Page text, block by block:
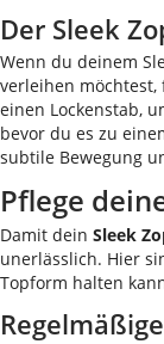
Der Sleek
Wenn du deinem
verleihen möchtest,
einen Lockenstab,
bevor du es zu
subtile Bewegung
Pflege
Damit dein Sleek
unerlässlich. Hier
Topform halten